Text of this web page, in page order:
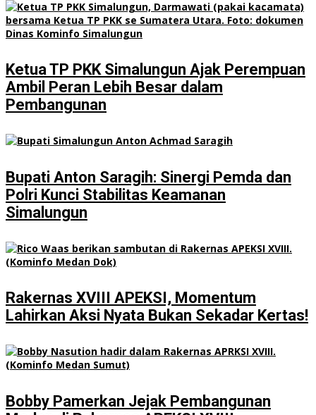
Ketua TP PKK Simalungun Ajak Perempuan
Ambil Peran Lebih Besar dalam
Pembangunan
Bupati Anton Saragih: Sinergi Pemda dan
Polri Kunci Stabilitas Keamanan
Simalungun
Rakernas XVIII APEKSI, Momentum
Lahirkan Aksi Nyata Bukan Sekadar Kertas!
Bobby Pamerkan Jejak Pembangunan